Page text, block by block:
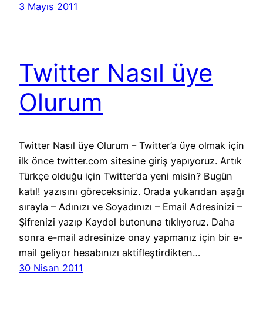
3 Mayıs 2011
Twitter Nasıl üye
Olurum
Twitter Nasıl üye Olurum – Twitter’a üye olmak için
ilk önce twitter.com sitesine giriş yapıyoruz. Artık
Türkçe olduğu için Twitter’da yeni misin? Bugün
katıl! yazısını göreceksiniz. Orada yukarıdan aşağı
sırayla – Adınızı ve Soyadınızı – Email Adresinizi –
Şifrenizi yazıp Kaydol butonuna tıklıyoruz. Daha
sonra e-mail adresinize onay yapmanız için bir e-
mail geliyor hesabınızı aktifleştirdikten…
30 Nisan 2011